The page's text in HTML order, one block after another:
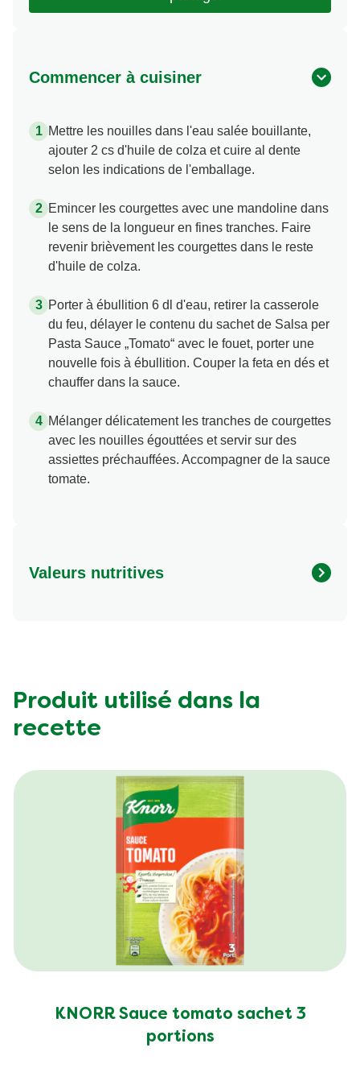
Commencer à cuisiner
Mettre les nouilles dans l'eau salée bouillante,
ajouter 2 cs d'huile de colza et cuire al dente
selon les indications de l'emballage.
Emincer les courgettes avec une mandoline dans
le sens de la longueur en fines tranches. Faire
revenir brièvement les courgettes dans le reste
d'huile de colza.
Porter à ébullition 6 dl d'eau, retirer la casserole
du feu, délayer le contenu du sachet de Salsa per
Pasta Sauce „Tomato“ avec le fouet, porter une
nouvelle fois à ébullition. Couper la feta en dés et
chauffer dans la sauce.
Mélanger délicatement les tranches de courgettes
avec les nouilles égouttées et servir sur des
assiettes préchauffées. Accompagner de la sauce
tomate.
Valeurs nutritives
Carbohydrates (g)
Fat (g)
Fibre (g)
Produit utilisé dans la
recette
KNORR Sauce tomato sachet 3
portions